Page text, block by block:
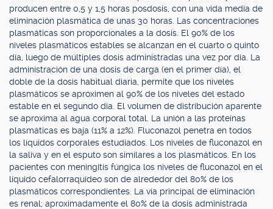
producen entre 0,5 y 1,5 horas posdosis, con una vida media de
eliminación plasmática de unas 30 horas. Las concentraciones
plasmáticas son proporcionales a la dosis. El 90% de los
niveles plasmáticos estables se alcanzan en el cuarto o quinto
día, luego de múltiples dosis administradas una vez por día. La
administración de una dosis de carga (en el primer día), el
doble de la dosis habitual diaria, permite que los niveles
plasmáticos se aproximen al 90% de los niveles del estado
estable en el segundo día. El volumen de distribución aparente
se aproxima al agua corporal total. La unión a las proteínas
plasmáticas es baja (11% a 12%). Fluconazol penetra en todos
los líquidos corporales estudiados. Los niveles de fluconazol en
la saliva y en el esputo son similares a los plasmáticos. En los
pacientes con meningitis fúngica los niveles de fluconazol en el
líquido cefalorraquídeo son de alrededor del 80% de los
plasmáticos correspondientes. La vía principal de eliminación
es renal; aproximadamente el 80% de la dosis administrada